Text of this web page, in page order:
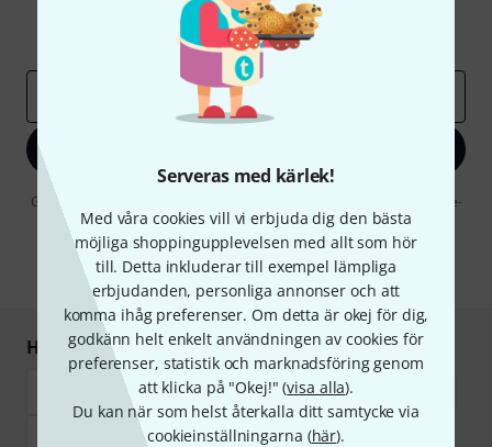
Serveras med kärlek!
Med våra cookies vill vi erbjuda dig den bästa
möjliga shoppingupplevelsen med allt som hör
till. Detta inkluderar till exempel lämpliga
erbjudanden, personliga annonser och att
komma ihåg preferenser. Om detta är okej för dig,
godkänn helt enkelt användningen av cookies för
preferenser, statistik och marknadsföring genom
att klicka på "Okej!" (visa alla).
Du kan när som helst återkalla ditt samtycke via
cookieinställningarna (här).
Inspirerande inlägg
Erbjudanden
Thomann Insikter
Genom att klicka på "Registrera dig nu" samtycker jag till att ta emot e-
postreklam. Avregistrering är möjlig när som helst. Du finner mer
information om nyhetsbrevet i vårsekretesspolicy.
* Nödvändig
Handla och betala säkert